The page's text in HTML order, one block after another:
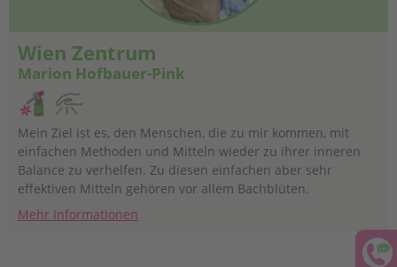
Wien Zentrum
Marion Hofbauer-Pink
Mein Ziel ist es, den Menschen, die zu mir kommen, mit
einfachen Methoden und Mitteln wieder zu ihrer inneren
Balance zu verhelfen. Zu diesen einfachen aber sehr
effektiven Mitteln gehören vor allem Bachblüten.
Mehr Informationen